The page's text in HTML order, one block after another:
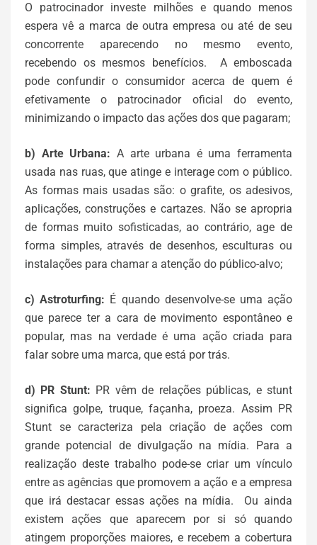
O patrocinador investe milhões e quando menos
espera vê a marca de outra empresa ou até de seu
concorrente aparecendo no mesmo evento,
recebendo os mesmos benefícios. A emboscada
pode confundir o consumidor acerca de quem é
efetivamente o patrocinador oficial do evento,
minimizando o impacto das ações dos que pagaram;
b) Arte Urbana: A arte urbana é uma ferramenta
usada nas ruas, que atinge e interage com o público.
As formas mais usadas são: o grafite, os adesivos,
aplicações, construções e cartazes. Não se apropria
de formas muito sofisticadas, ao contrário, age de
forma simples, através de desenhos, esculturas ou
instalações para chamar a atenção do público-alvo;
c) Astroturfing: É quando desenvolve-se uma ação
que parece ter a cara de movimento espontâneo e
popular, mas na verdade é uma ação criada para
falar sobre uma marca, que está por trás.
d) PR Stunt: PR vêm de relações públicas, e stunt
significa golpe, truque, façanha, proeza. Assim PR
Stunt se caracteriza pela criação de ações com
grande potencial de divulgação na mídia. Para a
realização deste trabalho pode-se criar um vínculo
entre as agências que promovem a ação e a empresa
que irá destacar essas ações na mídia. Ou ainda
existem ações que aparecem por si só quando
atingem proporções maiores, e recebem a cobertura